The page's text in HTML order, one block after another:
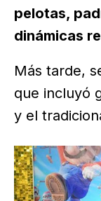
pelotas,
dinámicas
Más tarde,
que incluyó
y el